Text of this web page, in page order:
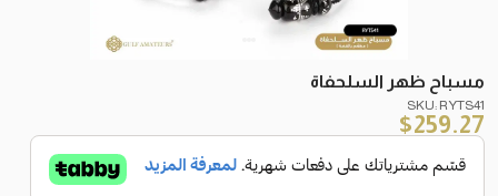
مسباح ظهر السلحفاة
SKU: RYTS41
259.27
$